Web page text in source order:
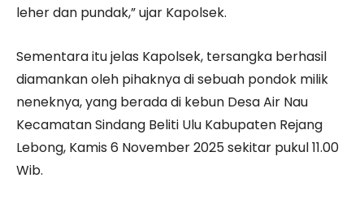
leher dan pundak,” ujar Kapolsek.
Sementara itu jelas Kapolsek, tersangka berhasil
diamankan oleh pihaknya di sebuah pondok milik
neneknya, yang berada di kebun Desa Air Nau
Kecamatan Sindang Beliti Ulu Kabupaten Rejang
Lebong, Kamis 6 November 2025 sekitar pukul 11.00
Wib.